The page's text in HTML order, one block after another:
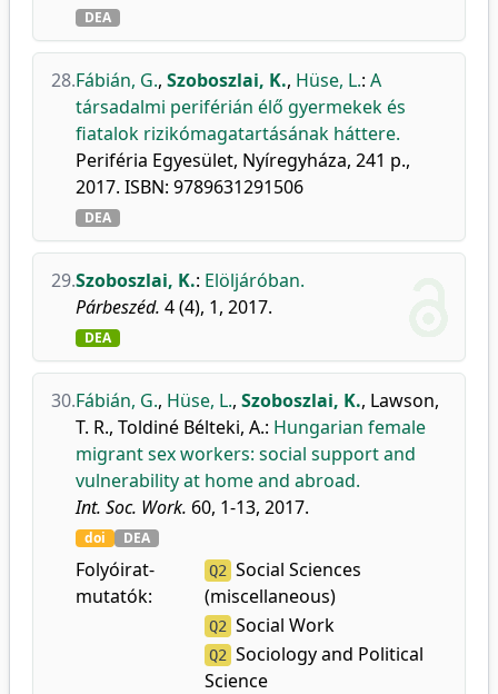
DEA
28.Fábián, G., Szoboszlai, K., Hüse, L.: A
társadalmi periférián élő gyermekek és
fiatalok rizikómagatartásának háttere.
Periféria Egyesület, Nyíregyháza, 241 p.,
2017. ISBN: 9789631291506
DEA
29.Szoboszlai, K.: Elöljáróban.
Párbeszéd. 4 (4), 1, 2017.
DEA
30.Fábián, G., Hüse, L., Szoboszlai, K., Lawson,
T. R., Toldiné Bélteki, A.: Hungarian female
migrant sex workers: social support and
vulnerability at home and abroad.
Int. Soc. Work. 60, 1-13, 2017.
doi DEA
Folyóirat-
mutatók:
Q2 Social Sciences
(miscellaneous)
Q2 Social Work
Q2 Sociology and Political
Science